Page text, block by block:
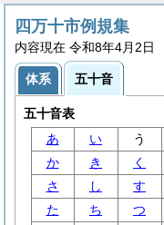
四万十市例規集
内容現在 令和8年4月2日
体系 五十音
五十音表
あ
い う
か
き く
さ
し す
た
ち つ